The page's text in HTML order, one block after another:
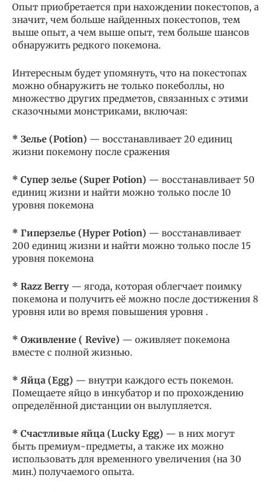
Опыт приобретается при нахождении покестопов, а
значит, чем больше найденных покестопов, тем
выше опыт, а чем выше опыт, тем больше шансов
обнаружить редкого покемона.
Интересным будет упомянуть, что на покестопах
можно обнаружить не только покеболлы, но
множество других предметов, связанных с этими
сказочными монстриками, включая:
* Зелье (Potion) — восстанавливает 20 единиц
жизни покемону после сражения
* Супер зелье (Super Potion) — восстанавливает 50
единиц жизни и найти можно только после 10
уровня покемона
* Гиперзелье (Hyper Potion) — восстанавливает
200 единиц жизни и найти можно только после 15
уровня покемона
* Razz Berry — ягода, которая облегчает поимку
покемона и получить её можно после достижения 8
уровня или во время повышения уровня .
* Оживление ( Revive) — оживляет покемона
вместе с полной жизнью.
* Яйца (Egg) — внутри каждого есть покемон.
Помещаете яйцо в инкубатор и по прохождению
определённой дистанции он вылупляется.
* Счастливые яйца (Lucky Egg) — в них могут
быть премиум-предметы, а также их можно
использовать для временного увеличения (на 30
мин.) получаемого опыта.